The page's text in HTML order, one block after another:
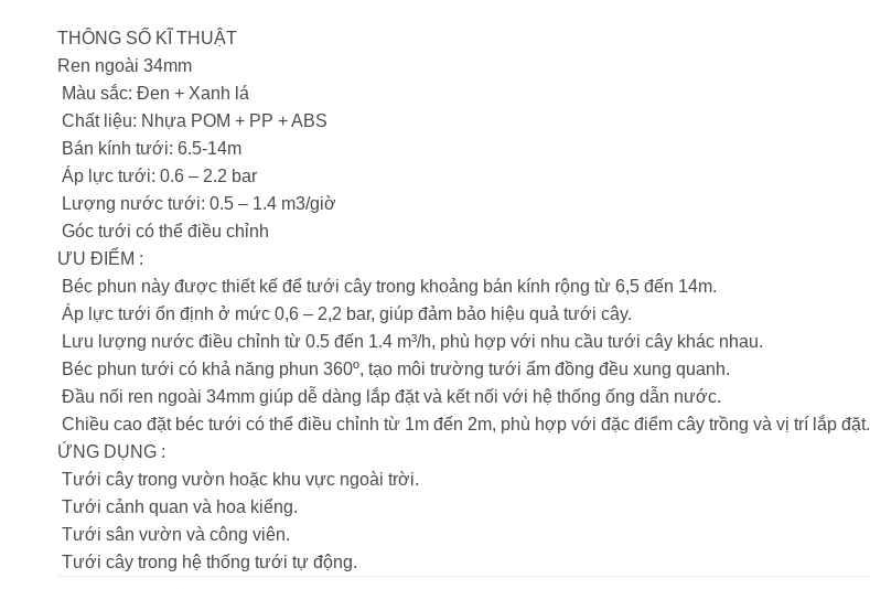
THÔNG SỐ KĨ THUẬT
Ren ngoài 34mm
Màu sắc: Đen + Xanh lá
Chất liệu: Nhựa POM + PP + ABS
Bán kính tưới: 6.5-14m
Áp lực tưới: 0.6 – 2.2 bar
Lượng nước tưới: 0.5 – 1.4 m3/giờ
Góc tưới có thể điều chỉnh
ƯU ĐIỂM :
Béc phun này được thiết kế để tưới cây trong khoảng bán kính rộng từ 6,5 đến 14m.
Áp lực tưới ổn định ở mức 0,6 – 2,2 bar, giúp đảm bảo hiệu quả tưới cây.
Lưu lượng nước điều chỉnh từ 0.5 đến 1.4 m³/h, phù hợp với nhu cầu tưới cây khác nhau.
Béc phun tưới có khả năng phun 360º, tạo môi trường tưới ẩm đồng đều xung quanh.
Đầu nối ren ngoài 34mm giúp dễ dàng lắp đặt và kết nối với hệ thống ống dẫn nước.
Chiều cao đặt béc tưới có thể điều chỉnh từ 1m đến 2m, phù hợp với đặc điểm cây trồng và vị trí lắp đặt.
ỨNG DỤNG :
Tưới cây trong vườn hoặc khu vực ngoài trời.
Tưới cảnh quan và hoa kiểng.
Tưới sân vườn và công viên.
Tưới cây trong hệ thống tưới tự động.